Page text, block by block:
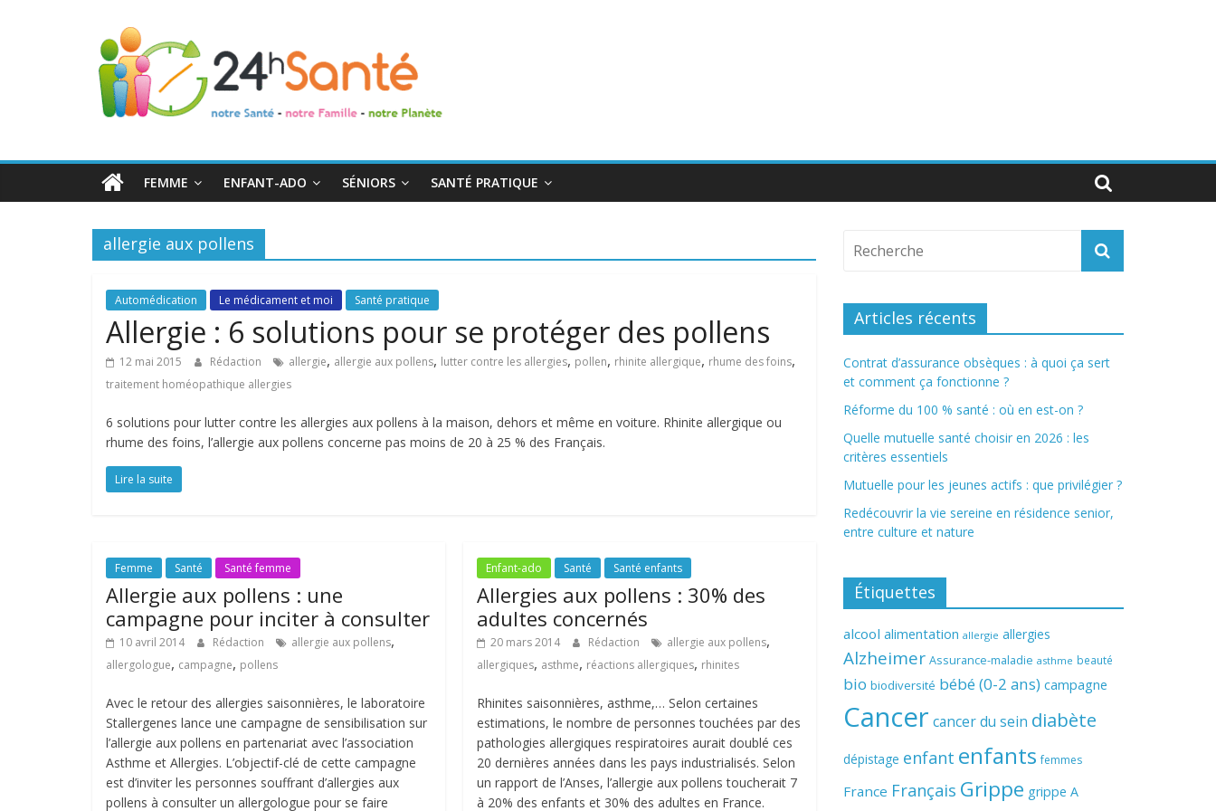
24h
Santé
toute
famille
FEMME ENFANT-ADO SÉNIORS SANTÉ PRATIQUE
allergie aux pollens
Automédication Le médicament et moi Santé pratique
Allergie : 6 solutions pour se protéger des pollens
12 mai 2015 Rédaction allergie, allergie aux pollens, lutter contre les allergies, pollen, rhinite allergique, rhume des foins,
traitement homéopathique allergies
6 solutions pour lutter contre les allergies aux pollens à la maison, dehors et même en voiture. Rhinite allergique ou
rhume des foins, l’allergie aux pollens concerne pas moins de 20 à 25 % des Français.
Lire la suite
Femme Santé Santé femme
Allergie aux pollens : une
campagne pour inciter à consulter
10 avril 2014 Rédaction allergie aux pollens,
allergologue, campagne, pollens
Avec le retour des allergies saisonnières, le laboratoire
Stallergenes lance une campagne de sensibilisation sur
l’allergie aux pollens en partenariat avec l’association
Asthme et Allergies. L’objectif-clé de cette campagne
est d’inviter les personnes souffrant d’allergies aux
pollens à consulter un allergologue pour se faire
Enfant-ado Santé Santé enfants
Allergies aux pollens : 30% des
adultes concernés
20 mars 2014 Rédaction allergie aux pollens,
allergiques, asthme, réactions allergiques, rhinites
Rhinites saisonnières, asthme,… Selon certaines
estimations, le nombre de personnes touchées par des
pathologies allergiques respiratoires aurait doublé ces
20 dernières années dans les pays industrialisés. Selon
un rapport de l’Anses, l’allergie aux pollens toucherait 7
à 20% des enfants et 30% des adultes en France.
Articles récents
Contrat d’assurance obsèques : à quoi ça sert
et comment ça fonctionne ?
Réforme du 100 % santé : où en est-on ?
Quelle mutuelle santé choisir en 2026 : les
critères essentiels
Mutuelle pour les jeunes actifs : que privilégier ?
Redécouvrir la vie sereine en résidence senior,
entre culture et nature
Étiquettes
alcool alimentation allergie allergies
Alzheimer Assurance-maladie asthme beauté
bio biodiversité bébé (0-2 ans) campagne
Cancer cancer du sein diabète
dépistage enfant enfants femmes
France Français Grippe grippe A